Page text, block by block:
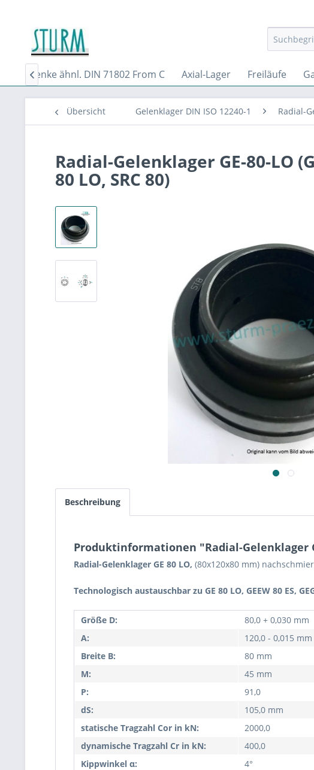
Axialgelenke ähnl. DIN 71802 From C Axial-Lager Freiläufe

Übersicht Gelenklager DIN ISO 12240-1 Radial-
Radial-Gelenklager GE-80-LO
80 LO, SRC 80)
Beschreibung
Produktinformationen "Radial-Gelenklager GE-
Radial-Gelenklager GE 80 LO, (80x120x80 mm)
Technologisch austauschbar zu GE 80 LO, GEEW 80 ES,
Größe D:
80,0 + 0,030 mm
A:
120,0 - 0,015 mm
Breite B:
80 mm
M:
45 mm
P:
91,0
dS:
105,0 mm
statische Tragzahl Cor in kN:
2000,0
dynamische Tragzahl Cr in kN:
400,0
Kippwinkel α:
4°